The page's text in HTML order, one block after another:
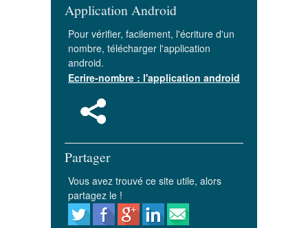
Application Android
Pour vérifier, facilement, l'écriture d'un
nombre, télécharger l'application
android.
Ecrire-nombre : l'application android
Partager
Vous avez trouvé ce site utile, alors
partagez le !